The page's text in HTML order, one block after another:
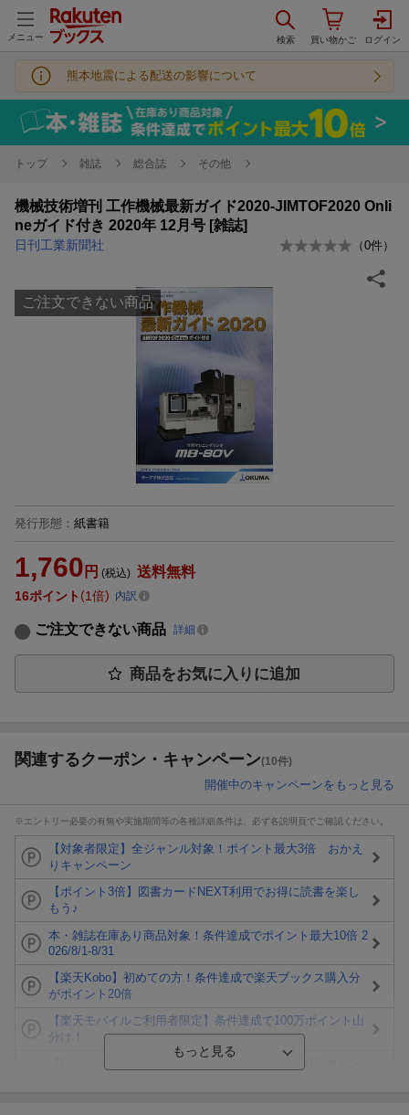
メニュー
熊本地震による配送の影響について
トップ 雑誌 総合誌 その他
機械技術増刊 工作機械最新ガイド2020-JIMTOF2020 Onli
neガイド付き 2020年 12月号 [雑誌]
日刊工業新聞社 （0件）
ご注文できない商品
発行形態 ： 紙書籍
1,760 円 (税込) 送料無料
16ポイント 1倍 内訳
ご注文できない商品 詳細
商品をお気に入りに追加
関連するクーポン・キャンペーン(10件)
開催中のキャンペーンをもっと見る
※エントリー必要の有無や実施期間等の各種詳細条件は、必ず各説明頁でご確認ください。
【対象者限定】全ジャンル対象！ポイント最大3倍 おかえ
りキャンペーン
【ポイント3倍】図書カードNEXT利用でお得に読書を楽し
もう♪
本・雑誌在庫あり商品対象！条件達成でポイント最大10倍 2
026/8/1-8/31
【楽天Kobo】初めての方！条件達成で楽天ブックス購入分
がポイント20倍
【楽天モバイルご利用者限定】条件達成で100万ポイント山
分け！